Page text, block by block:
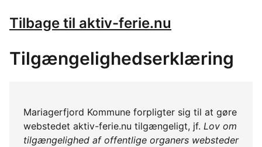
Tilbage til aktiv-ferie.nu
Tilgængelighedserklæring
Mariagerfjord Kommune forpligter sig til at gøre
webstedet aktiv-ferie.nu tilgængeligt, jf. Lov om
tilgængelighed af offentlige organers websteder